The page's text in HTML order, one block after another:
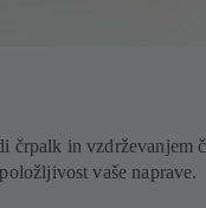
črpalk in vzdrževanjem
vaše naprave.